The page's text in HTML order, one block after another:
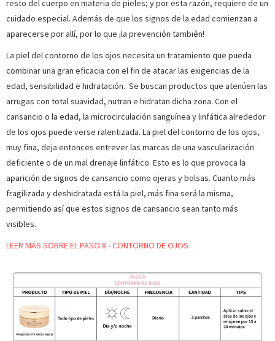
resto del cuerpo en materia de pieles; y por esta razón, requiere de un
cuidado especial. Además de que los signos de la edad comienzan a
aparecerse por allí, por lo que ¡la prevención también!
La piel del contorno de los ojos necesita un tratamiento que pueda
combinar una gran eficacia con el fin de atacar las exigencias de la
edad, sensibilidad e hidratación. Se buscan productos que atenúen las
arrugas con total suavidad, nutran e hidratan dicha zona. Con el
cansancio o la edad, la microcirculación sanguínea y linfática alrededor
de los ojos puede verse ralentizada. La piel del contorno de los ojos,
muy fina, deja entonces entrever las marcas de una vascularización
deficiente o de un mal drenaje linfático. Esto es lo que provoca la
aparición de signos de cansancio como ojeras y bolsas. Cuanto más
fragilizada y deshidratada está la piel, más fina será la misma,
permitiendo así que estos signos de cansancio sean tanto más
visibles.
LEER MÁS SOBRE EL PASO 8 - CONTORNO DE OJOS